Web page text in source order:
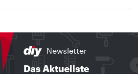
Newsletter
Das Aktuellste